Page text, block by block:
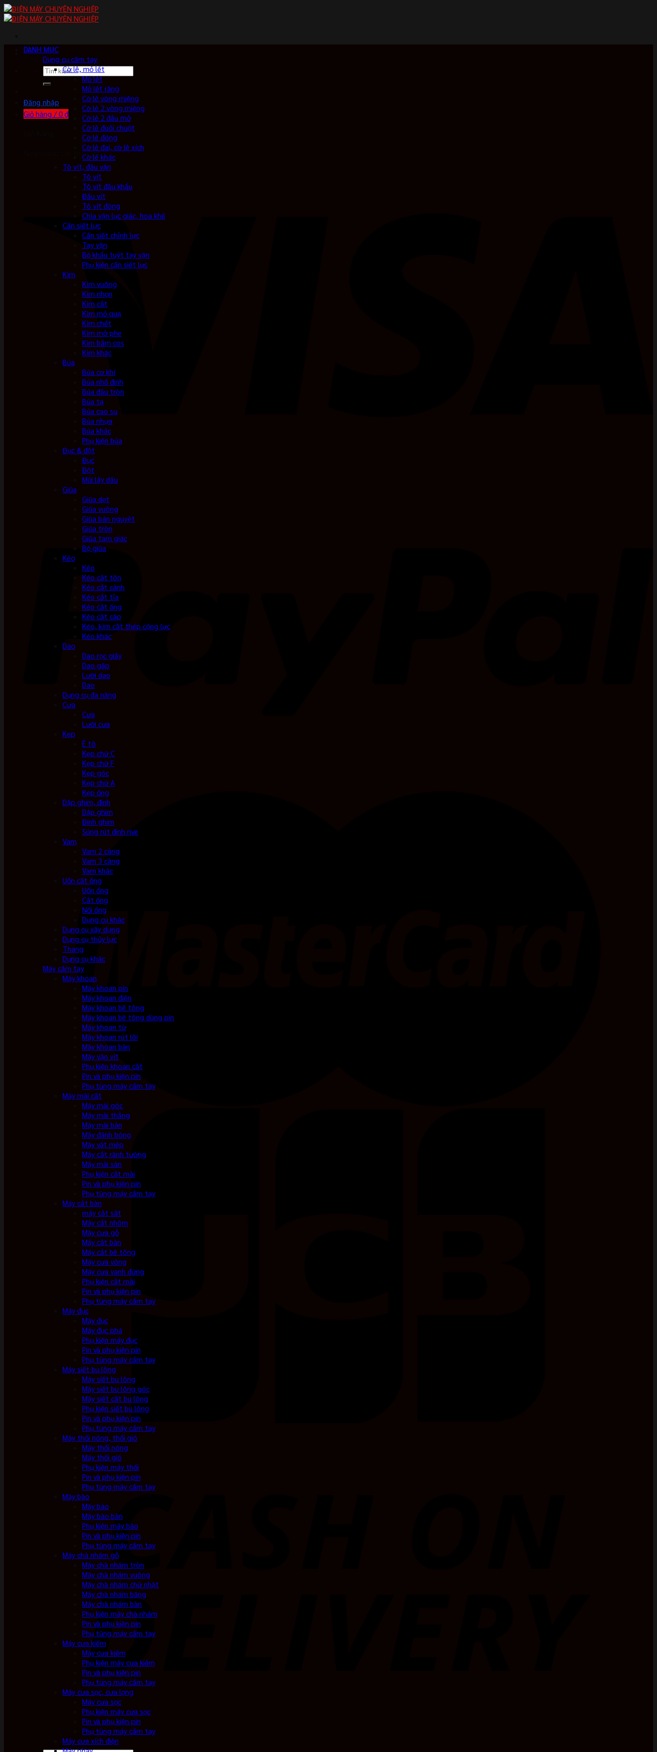
Skip
to
Tìm
kiếm:
Đăng nhập
Giỏ hàng /0 ₫
No products in the cart.
DANH MỤC
Dụng cụ cầm tay
Cờ lê, mỏ lết
Mỏ lết
Mỏ lết răng
Cờ lê vòng miệng
Cờ lê 2 vòng miệng
Cờ lê 2 đầu mở
Cờ lê đuôi chuột
Cờ lê đóng
Cờ lê đai, cờ lê xích
Cờ lê khác
Tô vít, đầu vặn
Tô vít
Tô vít đầu khẩu
Đầu vít
Tô vít đóng
Chìa vặn lục giác, hoa khế
Cần siết lực
Cần siết chỉnh lực
Tay vặn
Bộ khẩu tuýt tay vặn
Phụ kiện cần siết lực
Kìm
Kìm vuông
Kìm nhọn
Kìm cắt
Kìm mỏ quạ
Kìm chết
Kìm mở phe
Kìm bấm cos
Kìm khác
Búa
Búa cơ khí
Búa nhổ đinh
Búa đầu tròn
Búa tạ
Búa cao su
Búa nhựa
Búa khác
Phụ kiện búa
Đục & đột
Đục
Đột
Mũi lấy dấu
Giũa
Giũa dẹt
Giũa vuông
Giũa bán nguyệt
Giũa tròn
Giũa tam giác
Bộ giũa
Kéo
Kéo
Kéo cắt tôn
Kéo cắt cành
Kéo cắt tỉa
Kéo cắt ống
Kéo cắt cáp
Kéo, kìm cắt thép cộng lực
Kéo khác
Dao
Dao rọc giấy
Dao gấp
Lưỡi dao
Dao
Dụng cụ đa năng
Cưa
Cưa
Lưỡi cưa
Kẹp
Ê tô
Kẹp chữ C
Kẹp chữ F
Kẹp góc
Kẹp chữ A
Kẹp ống
Dập ghim, đinh
Dập ghim
Đinh ghim
Súng rút đinh rive
Vam
Vam 2 càng
Vam 3 càng
Vam khác
Uốn cắt ống
Uốn ống
Cắt ống
Nối ống
Dụng cụ khác
Dụng cụ xây dựng
Dụng cụ thủy lực
Thang
Dụng cụ khác
Máy cầm tay
Máy khoan
Máy khoan pin
Máy khoan điện
Máy khoan bê tông
Máy khoan bê tông dùng pin
Máy khoan từ
Máy khoan rút lõi
Máy khoan bàn
Máy vặn vít
Phụ kiện khoan cắt
Pin và phụ kiện pin
Phụ tùng máy cầm tay
Máy mài cắt
Máy mài góc
Máy mài thẳng
Máy mài bàn
Máy đánh bóng
Máy vát mép
Máy cắt rãnh tường
Máy mài sàn
Phụ kiện cắt mài
Pin và phụ kiện pin
Phụ tùng máy cầm tay
Máy cắt bàn
máy cắt sắt
Máy cắt nhôm
Máy cưa gỗ
Máy cắt bàn
Máy cắt bê tông
Máy cưa vòng
Máy cưa vanh đứng
Phụ kiện cắt mài
Pin và phụ kiện pin
Phụ tùng máy cầm tay
Máy đục
Máy đục
Máy đục phá
Phụ kiện máy đục
Pin và phụ kiện pin
Phụ tùng máy cầm tay
Máy siết bu lông
Máy siết bu lông
Máy siết bu lông góc
Máy siết cắt bu lông
Phụ kiện siết bu lông
Pin và phụ kiện pin
Phụ tùng máy cầm tay
Máy thổi nóng, thổi gió
Máy thổi nóng
Máy thổi gió
Phụ kiện máy thổi
Pin và phụ kiện pin
Phụ tùng máy cầm tay
Máy bào
Máy bào
Máy bào bàn
Phụ kiện máy bào
Pin và phụ kiện pin
Phụ tùng máy cầm tay
Máy chà nhám gỗ
Máy chà nhám tròn
Máy chà nhám vuông
Máy chà nhám chữ nhật
Máy chà nhám băng
Máy chà nhám bàn
Phụ kiện máy chà nhám
Pin và phụ kiện pin
Phụ tùng máy cầm tay
Máy cưa kiếm
Máy cưa kiếm
Phụ kiện máy cưa kiếm
Pin và phụ kiện pin
Phụ tùng máy cầm tay
Máy cưa sọc, cưa lọng
Máy cưa sọc
Phụ kiện máy cưa sọc
Pin và phụ kiện pin
Phụ tùng máy cầm tay
Máy cưa xích điện